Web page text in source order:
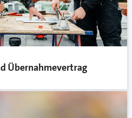
Übernahmevertrag